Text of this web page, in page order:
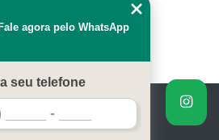
Penal –
Contato Mapa do site
agora pelo WhatsApp
seu telefone